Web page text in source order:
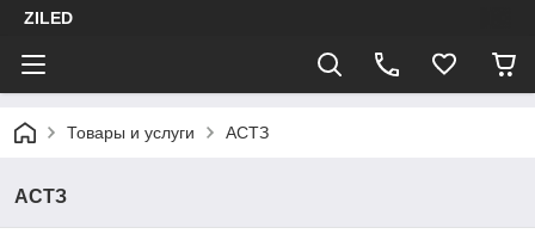
ZILED
Товары и услуги АСТЗ
АСТЗ